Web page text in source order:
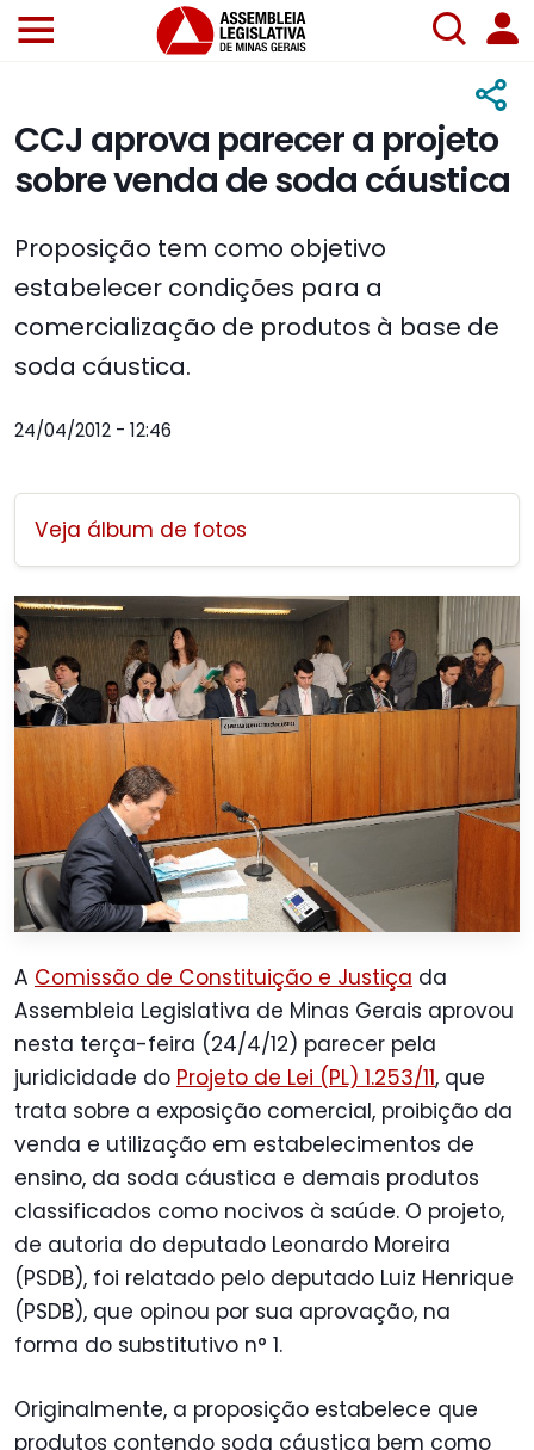
CCJ aprova parecer a projeto
sobre venda de soda cáustica
Proposição tem como objetivo
estabelecer condições para a
comercialização de produtos à base de
soda cáustica.
24/04/2012 - 12:46
Veja álbum de fotos
A Comissão de Constituição e Justiça da
Assembleia Legislativa de Minas Gerais aprovou
nesta terça-feira (24/4/12) parecer pela
juridicidade do Projeto de Lei (PL) 1.253/11, que
trata sobre a exposição comercial, proibição da
venda e utilização em estabelecimentos de
ensino, da soda cáustica e demais produtos
classificados como nocivos à saúde. O projeto,
de autoria do deputado Leonardo Moreira
(PSDB), foi relatado pelo deputado Luiz Henrique
(PSDB), que opinou por sua aprovação, na
forma do substitutivo n° 1.
Originalmente, a proposição estabelece que
produtos contendo soda cáustica bem como